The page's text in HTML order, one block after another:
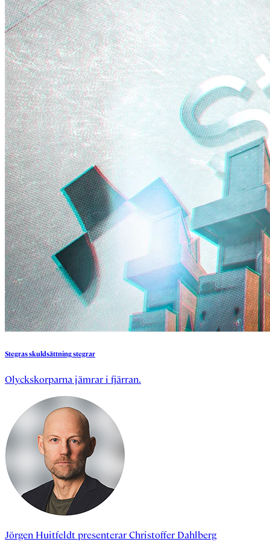
Stegrasskuldsättningstegrar
Olyckskorparna jämrar i fjärran.
Jörgen HuitfeldtpresenterarChristoffer Dahlberg